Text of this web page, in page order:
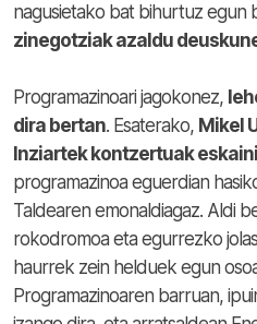
nagusietako bat bihurtuz egun
zinegotziak azaldu
Programazinoari jagokonez,
dira bertan. Esaterako, Mikel
Inziartek kontzertuak
programazinoa eguerdian
Taldearen emonaldiagaz. Aldi
rokodromoa eta egurrezko
haurrek zein helduek egun
Programazinoaren barruan,